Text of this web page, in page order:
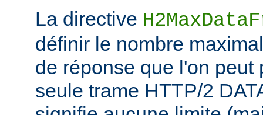
La directive
définir le nombre
de réponse que l'on peut
seule trame HTTP/2